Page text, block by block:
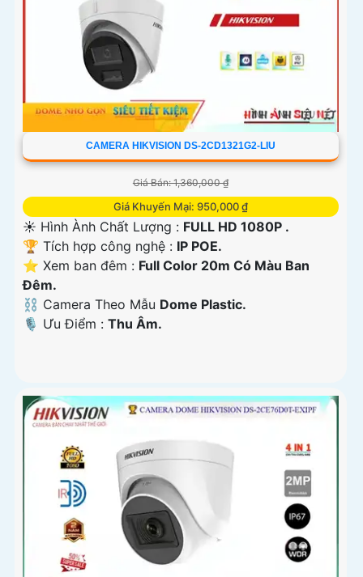
CAMERA HIKVISION DS-2CD1321G2-LIU
Giá Bán: 1,360,000 ₫
Giá Khuyến Mại: 950,000 ₫
☀️ Hình Ành Chất Lượng : FULL HD 1080P .
🏆 Tích hợp công nghệ : IP POE.
⭐ Xem ban đêm : Full Color 20m Có Màu Ban
Ðêm.
⛓ Camera Theo Mẫu Dome Plastic.
️🎙 Ưu Điểm : Thu Âm.